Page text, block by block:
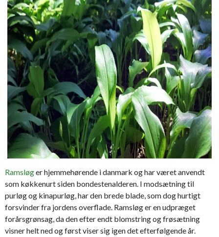
Ramsløger hjemmehørende i danmark og har været anvendt
som køkkenurt siden bondestenalderen. I modsætning til
purløg og kinapurløg, har den brede blade, som dog hurtigt
forsvinder fra jordens overflade. Ramsløg er en udpræget
forårsgrønsag, da den efter endt blomstring og frøsætning
visner helt ned og først viser sig igen det efterfølgende år.